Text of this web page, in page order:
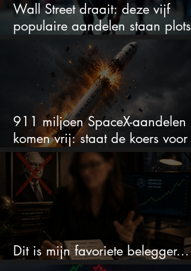
Wall Street draait: deze vijf
populaire aandelen staan plots
onder spanning
911 miljoen SpaceX-aandelen
komen vrij: staat de koers voor
een nieuwe crash?
Dit is mijn favoriete belegger…
en het is niet Warren Buffett